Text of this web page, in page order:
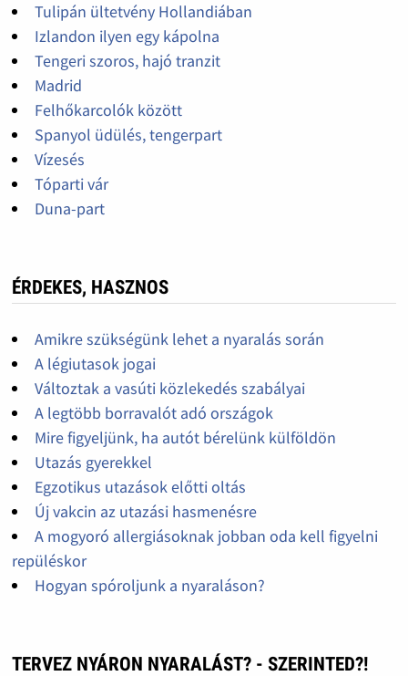
Tulipán ültetvény Hollandiában
Izlandon ilyen egy kápolna
Tengeri szoros, hajó tranzit
Madrid
Felhőkarcolók között
Spanyol üdülés, tengerpart
Vízesés
Tóparti vár
Duna-part
ÉRDEKES, HASZNOS
Amikre szükségünk lehet a nyaralás során
A légiutasok jogai
Változtak a vasúti közlekedés szabályai
A legtöbb borravalót adó országok
Mire figyeljünk, ha autót bérelünk külföldön
Utazás gyerekkel
Egzotikus utazások előtti oltás
Új vakcin az utazási hasmenésre
A mogyoró allergiásoknak jobban oda kell figyelni
repüléskor
Hogyan spóroljunk a nyaraláson?
TERVEZ NYÁRON NYARALÁST? - SZERINTED?!